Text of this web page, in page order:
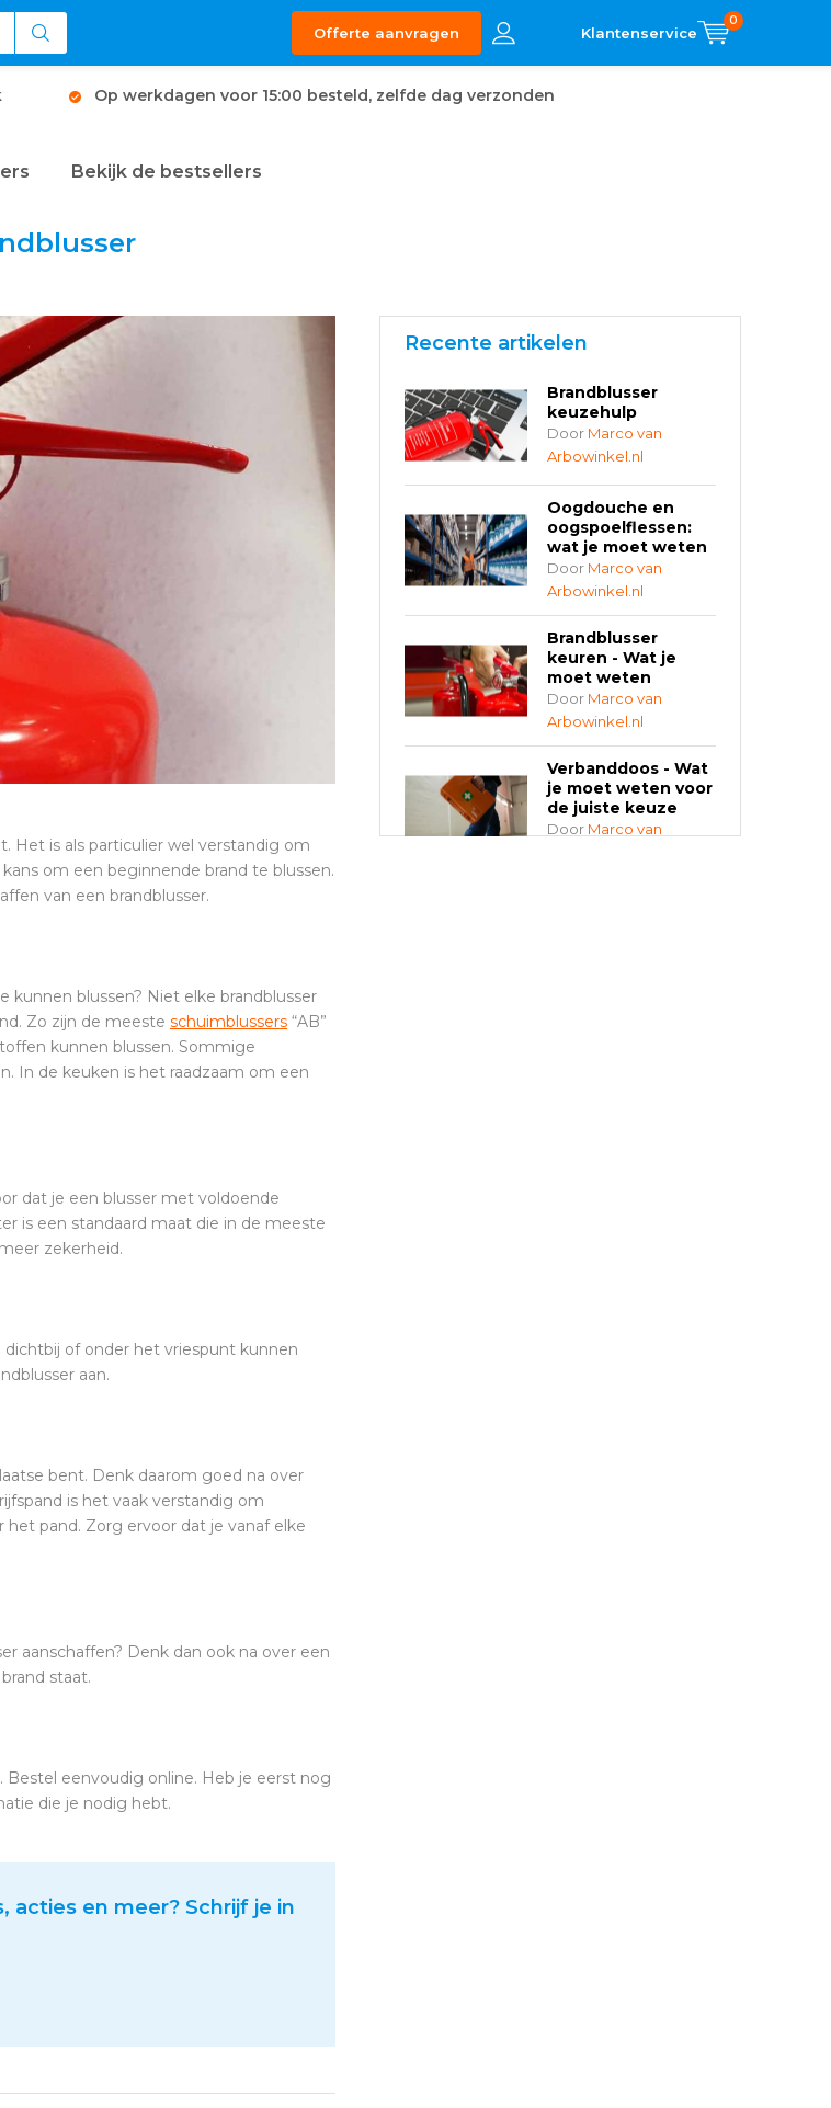
Offerte aanvragen
0
Op werkdagen voor 15:00 besteld, zelfde dag verzonden
Bekijk de bestsellers
Het is als particulier wel verstandig om
om een beginnende brand te blussen.
van een brandblusser.
kunnen blussen? Niet elke brandblusser
Zo zijn de meeste schuimblussers “AB”
kunnen blussen. Sommige
In de keuken is het raadzaam om een
dat je een blusser met voldoende
is een standaard maat die in de meeste
zekerheid.
of onder het vriespunt kunnen
aan.
bent. Denk daarom goed na over
is het vaak verstandig om
pand. Zorg ervoor dat je vanaf elke
aanschaffen? Denk dan ook na over een
staat.
eenvoudig online. Heb je eerst nog
die je nodig hebt.
en meer? Schrijf je in
Recente artikelen
Brandblusser
keuzehulp
Door Marco van
Arbowinkel.nl
Oogdouche en
oogspoelflessen:
wat je moet weten
Door Marco van
Arbowinkel.nl
Brandblusser
keuren - Wat je
moet weten
Door Marco van
Arbowinkel.nl
Verbanddoos - Wat
je moet weten voor
de juiste keuze
Door Marco van